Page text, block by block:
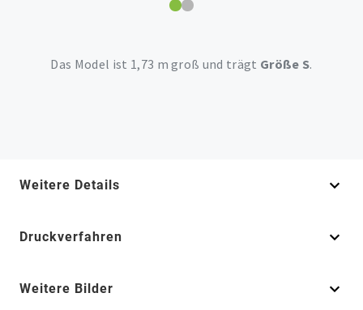
Das Model ist 1,73 m groß und trägt Größe S.
Weitere Details
Druckverfahren
Weitere Bilder